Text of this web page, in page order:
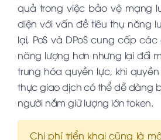
quả trong việc bảo vệ mạng
diện với vấn đề tiêu thụ năng
lại, PoS và DPoS cung cấp
năng lượng hơn nhưng lại đối
trung hóa quyền lực, khi
thực giao dịch có thể dễ dàng
người nắm giữ lượng lớn token.
Chi phí triển khai cũng là